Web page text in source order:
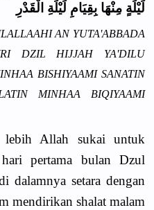
لَيْلَةٍ مِنْهَا بِقِيَامِ لَيْلَةِ الْقَدْرِ
AN YUTA'ABBADA
DZIL HIJJAH YA'DILU
BISHIYAAMI SANATIN
MINHAA BIQIYAAMI
lebih Allah sukai untuk
pertama bulan Dzul
dalamnya setara dengan
mendirikan shalat malam